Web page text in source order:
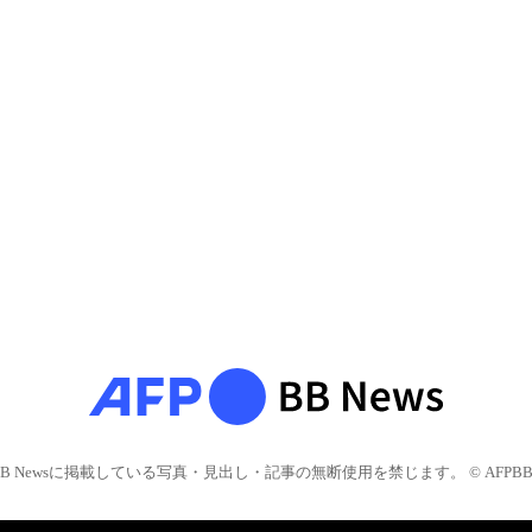
Newsに掲載している写真・見出し・記事の無断使用を禁じます。 © AFPBB